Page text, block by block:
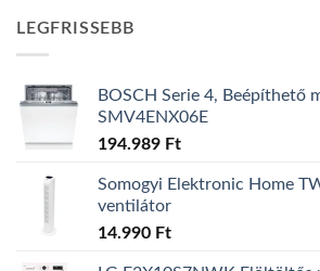
LEGFRISSEBB
BOSCH Serie 4, Beépíthető
SMV4ENX06E
194.989 Ft
Somogyi Elektronic Home
ventilátor
14.990 Ft